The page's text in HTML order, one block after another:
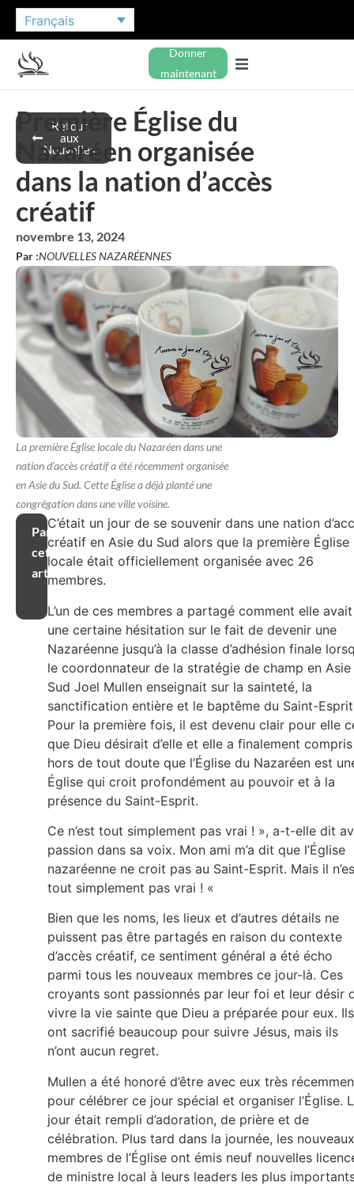
Français
Donner
maintenant
Retour
aux
Nouvelles
Première Église du
Nazaréen organisée
dans la nation d’accès
créatif
novembre 13, 2024
Par :NOUVELLES NAZARÉENNES
La première Église locale du Nazaréen dans une
nation d'accès créatif a été récemment organisée
en Asie du Sud. Cette Église a déjà planté une
congrégation dans une ville voisine.
Partager
cet
article
C’était un jour de se souvenir dans une nation
créatif en Asie du Sud alors que la première Église
locale était officiellement organisée avec 26
membres.
L’un de ces membres a partagé comment elle avait
une certaine hésitation sur le fait de devenir une
Nazaréenne jusqu’à la classe d’adhésion finale
le coordonnateur de la stratégie de champ en Asie
Sud Joel Mullen enseignait sur la sainteté, la
sanctification entière et le baptême du Saint-
Pour la première fois, il est devenu clair pour elle
que Dieu désirait d’elle et elle a finalement compris
hors de tout doute que l’Église du Nazaréen est
Église qui croit profondément au pouvoir et à la
présence du Saint-Esprit.
Ce n’est tout simplement pas vrai ! », a-t-elle dit
passion dans sa voix. Mon ami m’a dit que l’Église
nazaréenne ne croit pas au Saint-Esprit. Mais il
tout simplement pas vrai ! «
Bien que les noms, les lieux et d’autres détails ne
puissent pas être partagés en raison du contexte
d’accès créatif, ce sentiment général a été écho
parmi tous les nouveaux membres ce jour-là. Ces
croyants sont passionnés par leur foi et leur désir
vivre la vie sainte que Dieu a préparée pour eux. Ils
ont sacrifié beaucoup pour suivre Jésus, mais ils
n’ont aucun regret.
Mullen a été honoré d’être avec eux très
pour célébrer ce jour spécial et organiser l’Église.
jour était rempli d’adoration, de prière et de
célébration. Plus tard dans la journée, les nouveaux
membres de l’Église ont émis neuf nouvelles
de ministre local à leurs leaders les plus